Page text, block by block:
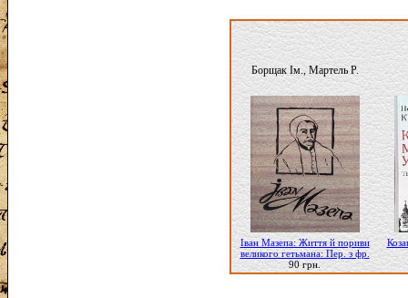
Борщак Ім., Мартель Р.
Іван Мазепа: Життя й пориви
великого гетьмана: Пер. з фр.
90 грн.